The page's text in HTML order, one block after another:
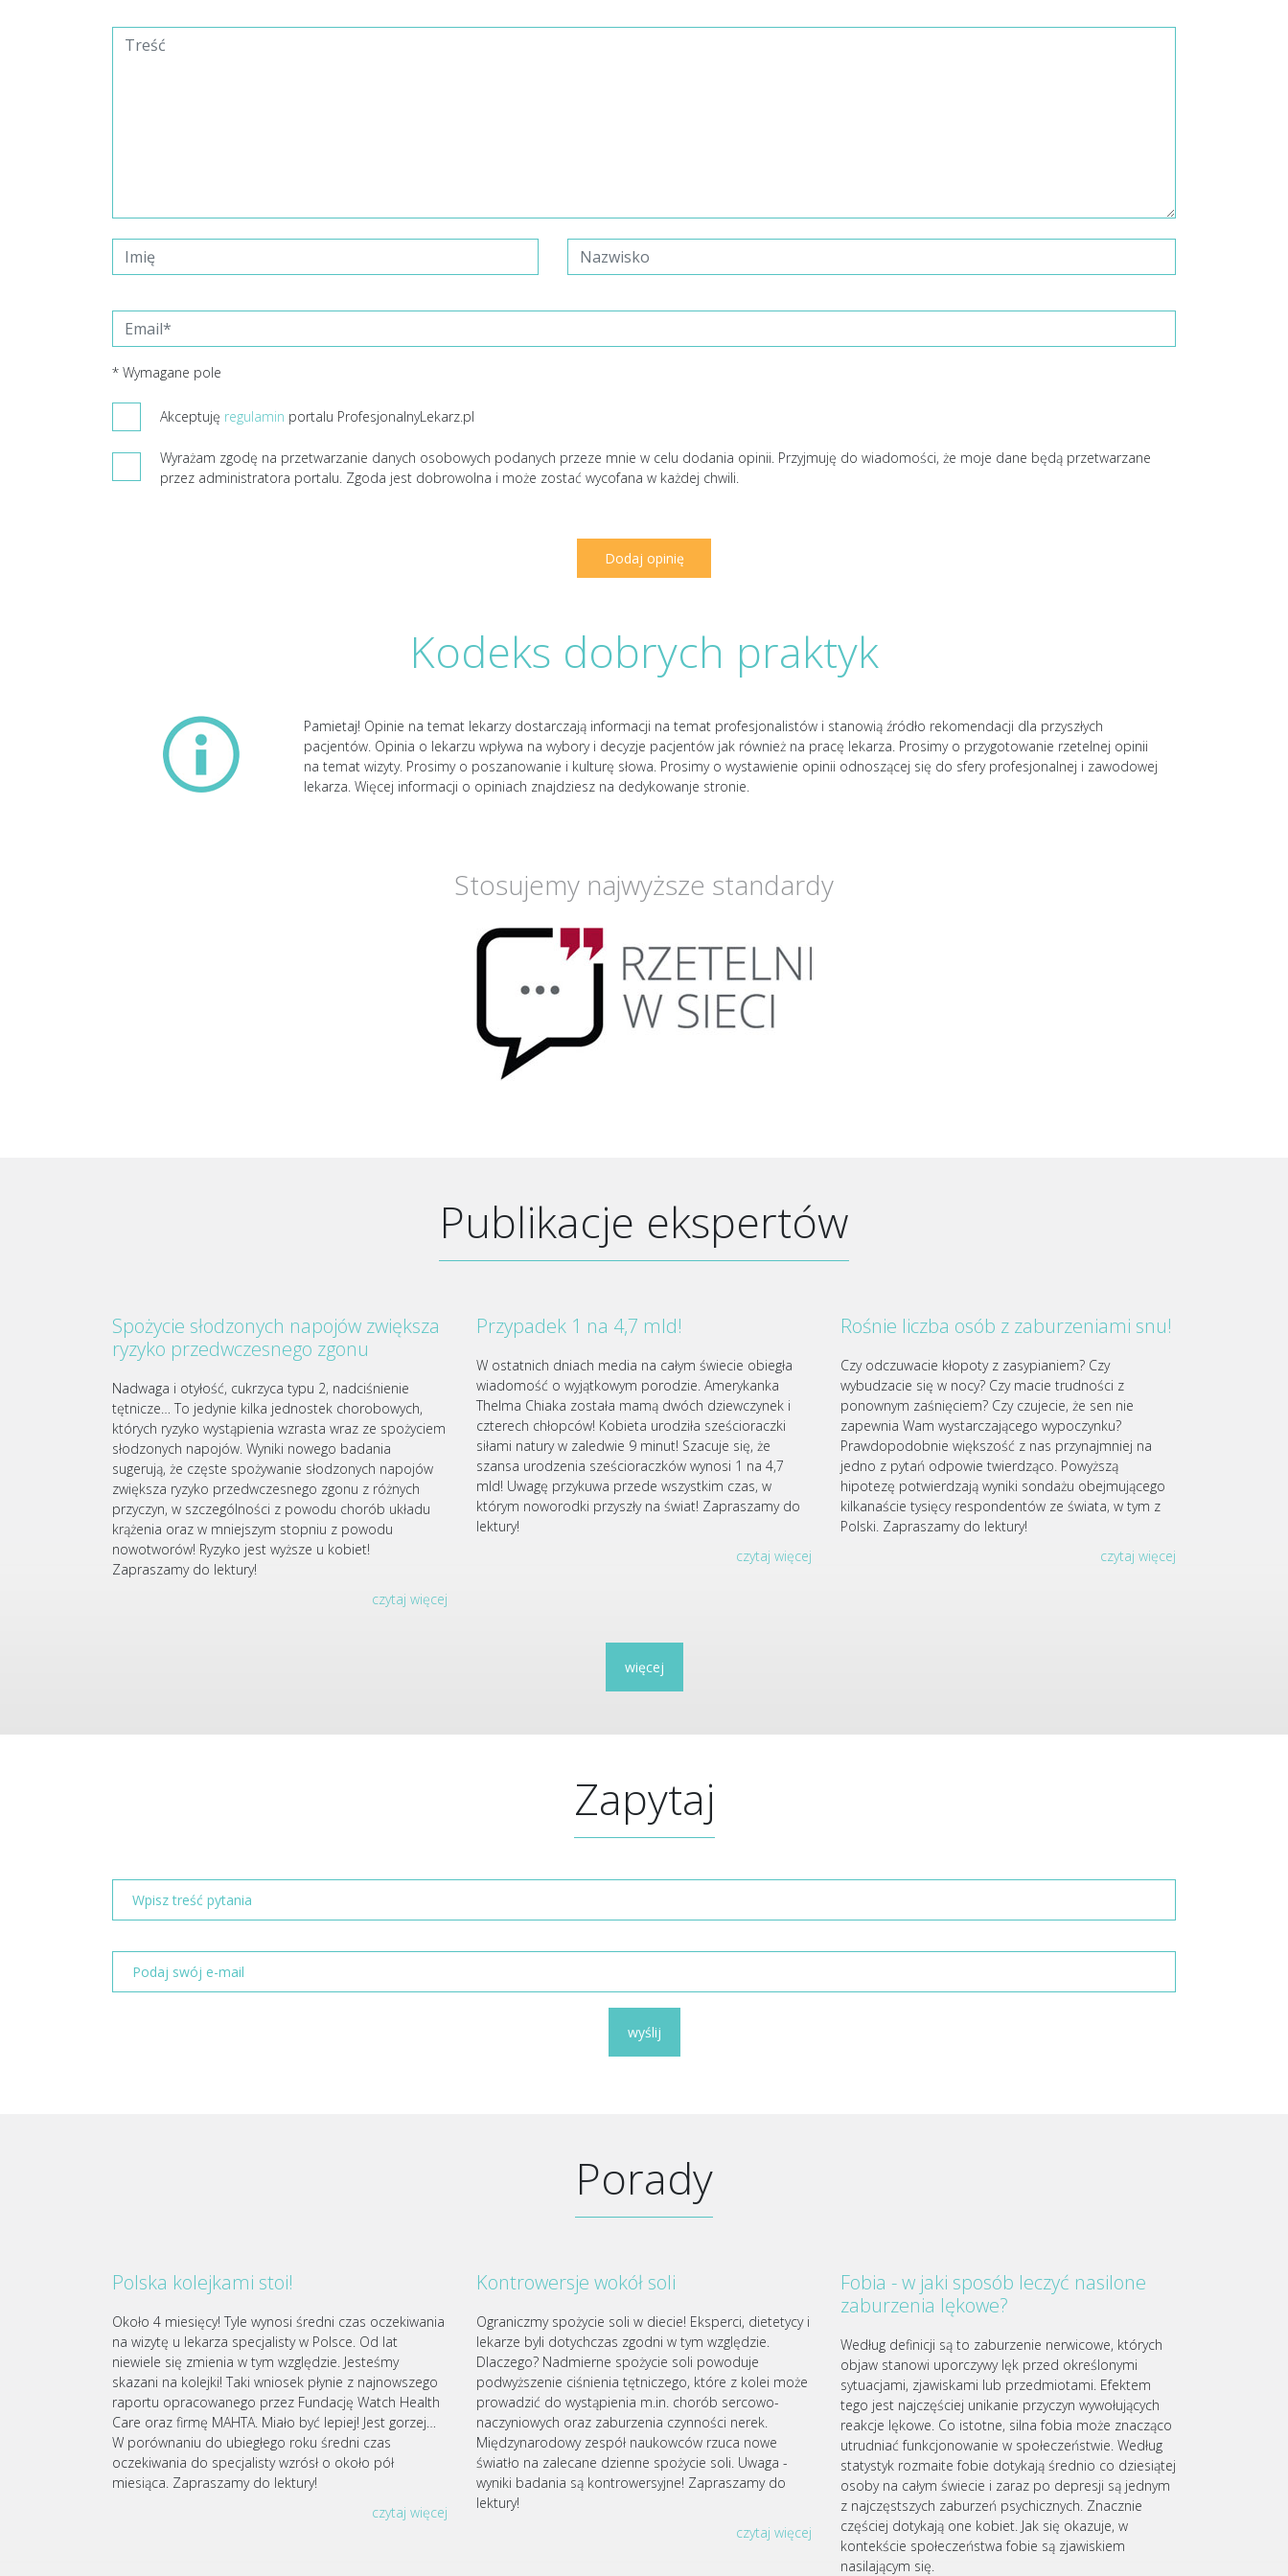
* Wymagane pole
Akceptuję regulamin portalu ProfesjonalnyLekarz.pl
Wyrażam zgodę na przetwarzanie danych osobowych podanych przeze mnie w celu dodania opinii. Przyjmuję do wiadomości, że moje dane będą przetwarzane
przez administratora portalu. Zgoda jest dobrowolna i może zostać wycofana w każdej chwili.
Kodeks dobrych praktyk
Pamietaj! Opinie na temat lekarzy dostarczają informacji na temat profesjonalistów i stanowią źródło rekomendacji dla przyszłych
pacjentów. Opinia o lekarzu wpływa na wybory i decyzje pacjentów jak również na pracę lekarza. Prosimy o przygotowanie rzetelnej opinii
na temat wizyty. Prosimy o poszanowanie i kulturę słowa. Prosimy o wystawienie opinii odnoszącej się do sfery profesjonalnej i zawodowej
lekarza. Więcej informacji o opiniach znajdziesz na dedykowanje stronie.
Stosujemy najwyższe standardy
Publikacje ekspertów
Spożycie słodzonych napojów zwiększa
ryzyko przedwczesnego zgonu
Nadwaga i otyłość, cukrzyca typu 2, nadciśnienie
tętnicze… To jedynie kilka jednostek chorobowych,
których ryzyko wystąpienia wzrasta wraz ze spożyciem
słodzonych napojów. Wyniki nowego badania
sugerują, że częste spożywanie słodzonych napojów
zwiększa ryzyko przedwczesnego zgonu z różnych
przyczyn, w szczególności z powodu chorób układu
krążenia oraz w mniejszym stopniu z powodu
nowotworów! Ryzyko jest wyższe u kobiet!
Zapraszamy do lektury!
czytaj więcej
Przypadek 1 na 4,7 mld!
W ostatnich dniach media na całym świecie obiegła
wiadomość o wyjątkowym porodzie. Amerykanka
Thelma Chiaka została mamą dwóch dziewczynek i
czterech chłopców! Kobieta urodziła sześcioraczki
siłami natury w zaledwie 9 minut! Szacuje się, że
szansa urodzenia sześcioraczków wynosi 1 na 4,7
mld! Uwagę przykuwa przede wszystkim czas, w
którym noworodki przyszły na świat! Zapraszamy do
lektury!
czytaj więcej
Rośnie liczba osób z zaburzeniami snu!
Czy odczuwacie kłopoty z zasypianiem? Czy
wybudzacie się w nocy? Czy macie trudności z
ponownym zaśnięciem? Czy czujecie, że sen nie
zapewnia Wam wystarczającego wypoczynku?
Prawdopodobnie większość z nas przynajmniej na
jedno z pytań odpowie twierdząco. Powyższą
hipotezę potwierdzają wyniki sondażu obejmującego
kilkanaście tysięcy respondentów ze świata, w tym z
Polski. Zapraszamy do lektury!
czytaj więcej
więcej
Zapytaj
wyślij
Porady
Polska kolejkami stoi!
Około 4 miesięcy! Tyle wynosi średni czas oczekiwania
na wizytę u lekarza specjalisty w Polsce. Od lat
niewiele się zmienia w tym względzie. Jesteśmy
skazani na kolejki! Taki wniosek płynie z najnowszego
raportu opracowanego przez Fundację Watch Health
Care oraz firmę MAHTA. Miało być lepiej! Jest gorzej…
W porównaniu do ubiegłego roku średni czas
oczekiwania do specjalisty wzrósł o około pół
miesiąca. Zapraszamy do lektury!
czytaj więcej
Kontrowersje wokół soli
Ograniczmy spożycie soli w diecie! Eksperci, dietetycy i
lekarze byli dotychczas zgodni w tym względzie.
Dlaczego? Nadmierne spożycie soli powoduje
podwyższenie ciśnienia tętniczego, które z kolei może
prowadzić do wystąpienia m.in. chorób sercowo-
naczyniowych oraz zaburzenia czynności nerek.
Międzynarodowy zespół naukowców rzuca nowe
światło na zalecane dzienne spożycie soli. Uwaga -
wyniki badania są kontrowersyjne! Zapraszamy do
lektury!
czytaj więcej
Fobia - w jaki sposób leczyć nasilone
zaburzenia lękowe?
Według definicji są to zaburzenie nerwicowe, których
objaw stanowi uporczywy lęk przed określonymi
sytuacjami, zjawiskami lub przedmiotami. Efektem
tego jest najczęściej unikanie przyczyn wywołujących
reakcje lękowe. Co istotne, silna fobia może znacząco
utrudniać funkcjonowanie w społeczeństwie. Według
statystyk rozmaite fobie dotykają średnio co dziesiątej
osoby na całym świecie i zaraz po depresji są jednym
z najczęstszych zaburzeń psychicznych. Znacznie
częściej dotykają one kobiet. Jak się okazuje, w
kontekście społeczeństwa fobie są zjawiskiem
nasilającym się.